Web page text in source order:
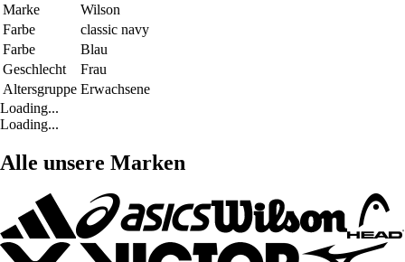
Marke
Wilson
Farbe
classic navy
Farbe
Blau
Geschlecht
Frau
Altersgruppe Erwachsene
Loading...
Loading...
Alle unsere Marken